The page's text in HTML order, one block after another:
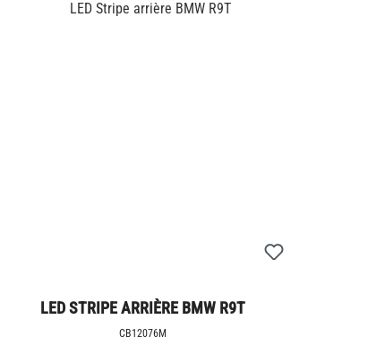
LED STRIPE ARRIÈRE BMW R9T
CB12076M